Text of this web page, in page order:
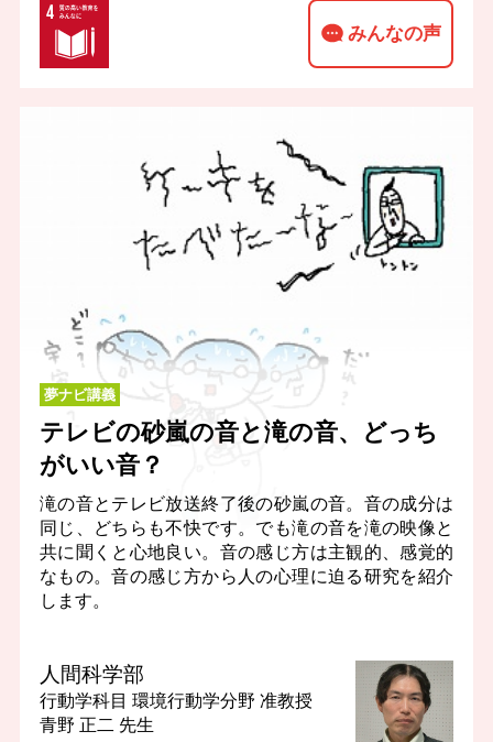
みんなの声
夢ナビ講義
テレビの砂嵐の音と滝の音、どっち
がいい音？
滝の音とテレビ放送終了後の砂嵐の音。音の成分は
同じ、どちらも不快です。でも滝の音を滝の映像と
共に聞くと心地良い。音の感じ方は主観的、感覚的
なもの。音の感じ方から人の心理に迫る研究を紹介
します。
人間科学部
行動学科目 環境行動学分野 准教授
青野 正二 先生